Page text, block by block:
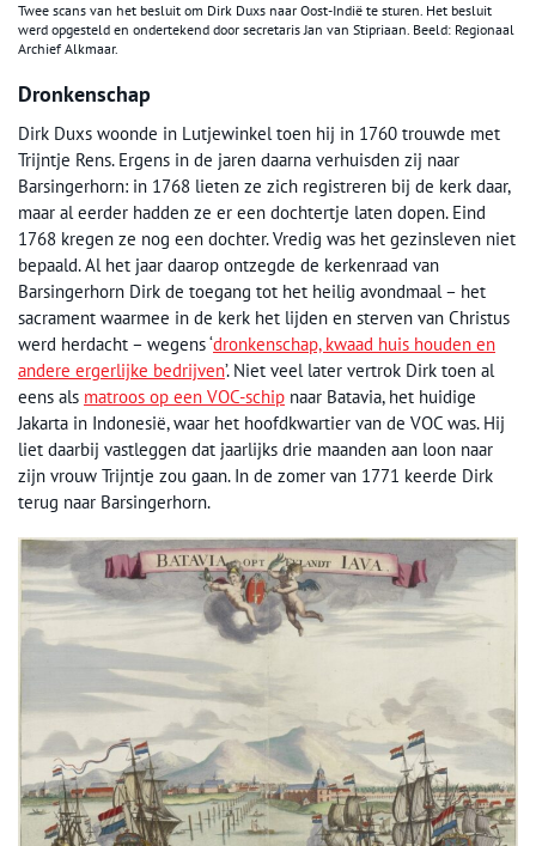
Twee scans van het besluit om Dirk Duxs naar Oost-Indië te sturen. Het besluit
werd opgesteld en ondertekend door secretaris Jan van Stipriaan. Beeld: Regionaal
Archief Alkmaar.
Dronkenschap
Dirk Duxs woonde in Lutjewinkel toen hij in 1760 trouwde met
Trijntje Rens. Ergens in de jaren daarna verhuisden zij naar
Barsingerhorn: in 1768 lieten ze zich registreren bij de kerk daar,
maar al eerder hadden ze er een dochtertje laten dopen. Eind
1768 kregen ze nog een dochter. Vredig was het gezinsleven niet
bepaald. Al het jaar daarop ontzegde de kerkenraad van
Barsingerhorn Dirk de toegang tot het heilig avondmaal – het
sacrament waarmee in de kerk het lijden en sterven van Christus
werd herdacht – wegens ‘dronkenschap, kwaad huis houden en
andere ergerlijke bedrijven’. Niet veel later vertrok Dirk toen al
eens als matroos op een VOC-schip naar Batavia, het huidige
Jakarta in Indonesië, waar het hoofdkwartier van de VOC was. Hij
liet daarbij vastleggen dat jaarlijks drie maanden aan loon naar
zijn vrouw Trijntje zou gaan. In de zomer van 1771 keerde Dirk
terug naar Barsingerhorn.